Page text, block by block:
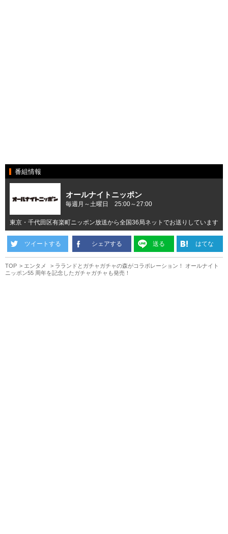
番組情報
オールナイトニッポン
毎週月～土曜日 25:00～27:00
東京・千代田区有楽町ニッポン放送から全国36局ネットでお送りしています
ツイートする シェアする 送る はてな
TOP エンタメ
ラランドとガチャガチャの森がコラボレーション！ オールナイト
ニッポン55 周年を記念したガチャガチャも発売！